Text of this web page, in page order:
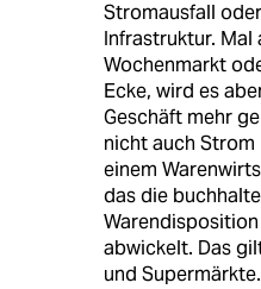
Stromausfall
Infrastruktur. Mal
Wochenmarkt
Ecke, wird es
Geschäft mehr
nicht auch
einem
das die
abwickelt. Das
und Supermärkte.